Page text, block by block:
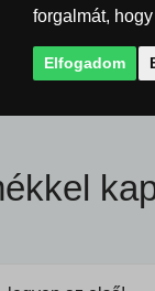
forgalmát,
Elfogadom